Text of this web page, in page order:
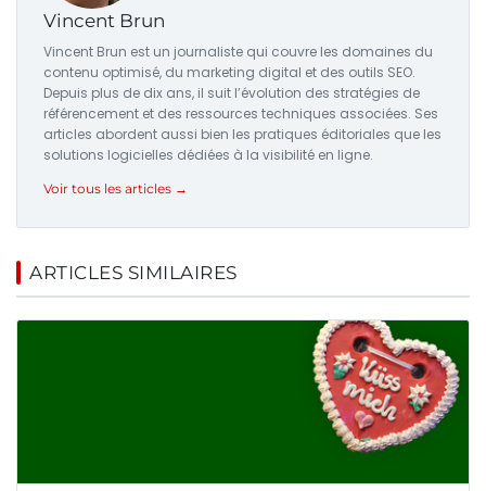
Vincent Brun
Vincent Brun est un journaliste qui couvre les domaines du
contenu optimisé, du marketing digital et des outils SEO.
Depuis plus de dix ans, il suit l’évolution des stratégies de
référencement et des ressources techniques associées. Ses
articles abordent aussi bien les pratiques éditoriales que les
solutions logicielles dédiées à la visibilité en ligne.
Voir tous les articles →
ARTICLES SIMILAIRES